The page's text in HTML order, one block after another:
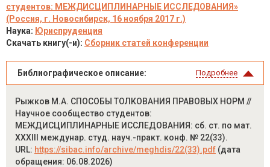
студентов: МЕЖДИСЦИПЛИНАРНЫЕ ИССЛЕДОВАНИЯ»
(Россия, г. Новосибирск, 16 ноября 2017 г.)
Наука: Юриспруденция
Скачать книгу(-и): Сборник статей конференции
Библиографическое описание: Подробнее
Рыжков М.А. СПОСОБЫ ТОЛКОВАНИЯ ПРАВОВЫХ НОРМ //
Научное сообщество студентов:
МЕЖДИСЦИПЛИНАРНЫЕ ИССЛЕДОВАНИЯ: сб. ст. по мат.
XXXIII междунар. студ. науч.-практ. конф. № 22(33).
URL: https://sibac.info/archive/meghdis/22(33).pdf (дата
обращения: 06.08.2026)